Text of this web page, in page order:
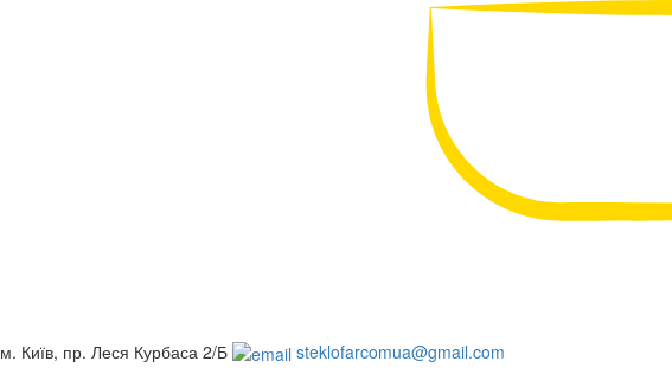
м. Київ, пр. Леся Курбаса 2/Б steklofarcomua@gmail.com